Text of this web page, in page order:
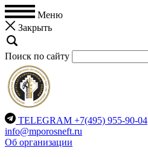
Меню
Закрыть
Поиск по сайту
TELEGRAM +7(495) 955-90-04
info@mporosneft.ru
Об организации